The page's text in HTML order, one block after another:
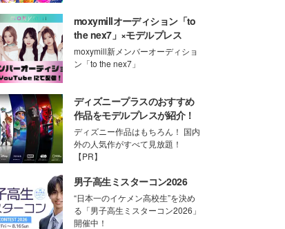
moxymillオーディション「to
the nex7」×モデルプレス
moxymill新メンバーオーディショ
ン「to the nex7」
ディズニープラスのおすすめ
作品をモデルプレスが紹介！
ディズニー作品はもちろん！ 国内
外の人気作がすべて見放題！
【PR】
男子高生ミスターコン2026
“日本一のイケメン高校生”を決め
る「男子高生ミスターコン2026」
開催中！